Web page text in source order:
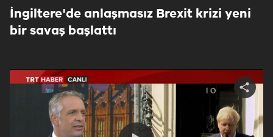
İngiltere'de anlaşmasız Brexit krizi yeni
bir savaş başlattı
Share
video